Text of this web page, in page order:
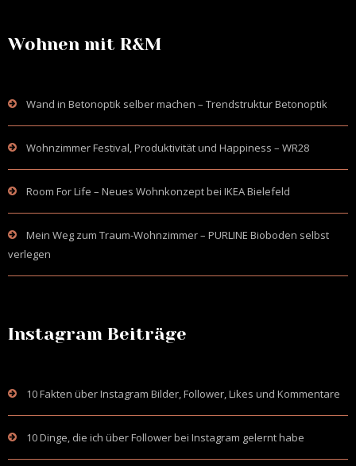
Wohnen mit R&M
Wand in Betonoptik selber machen – Trendstruktur Betonoptik
Wohnzimmer Festival, Produktivität und Happiness – WR28
Room For Life – Neues Wohnkonzept bei IKEA Bielefeld
Mein Weg zum Traum-Wohnzimmer – PURLINE Bioboden selbst
verlegen
Instagram Beiträge
10 Fakten über Instagram Bilder, Follower, Likes und Kommentare
10 Dinge, die ich über Follower bei Instagram gelernt habe